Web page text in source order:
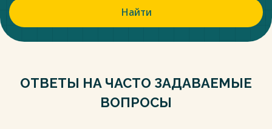
Найти
ОТВЕТЫ НА ЧАСТО ЗАДАВАЕМЫЕ
ВОПРОСЫ